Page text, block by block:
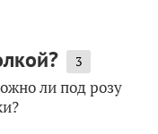
3
ли под розу